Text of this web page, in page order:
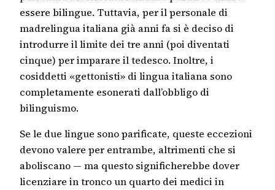
essere bilingue. Tuttavia, per il personale di
madrelingua italiana già anni fa si è deciso di
introdurre il limite dei tre anni (poi diventati
cinque) per imparare il tedesco. Inoltre, i
cosiddetti «gettonisti» di lingua italiana sono
completamente esonerati dall’obbligo di
bilinguismo.
Se le due lingue sono parificate, queste eccezioni
devono valere per entrambe, altrimenti che si
aboliscano — ma questo significherebbe dover
licenziare in tronco un quarto dei medici in